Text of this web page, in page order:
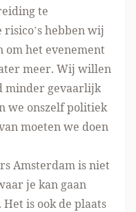
te
hebben wij
om het evenement
meer. Wij willen
minder gevaarlijk
we onszelf politiek
moeten we doen
Amsterdam is niet
je kan gaan
is ook de plaats